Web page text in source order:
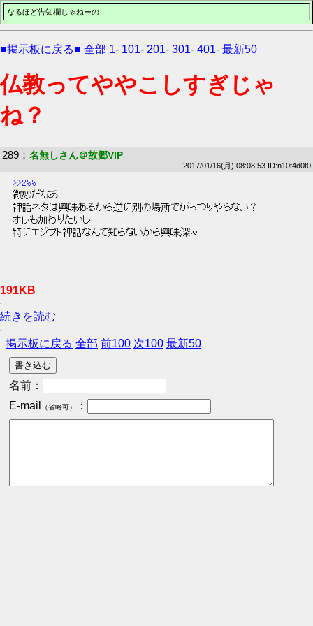
なるほど告知欄じゃねーの
■掲示板に戻る■ 全部 1- 101- 201- 301- 401- 最新50
仏教ってややこしすぎじゃ
ね？
289 ： 名無しさん＠故郷VIP
2017/01/16(月) 08:08:53 ID:n10t4d0t0
>>288
微妙だなあ
神話ネタは興味あるから逆に別の場所でがっつりやらない？
オレも加わりたいし
特にエジプト神話なんて知らないから興味深々
191KB
続きを読む
掲示板に戻る 全部 前100 次100 最新50
名前：
E-mail
（省略可） ：